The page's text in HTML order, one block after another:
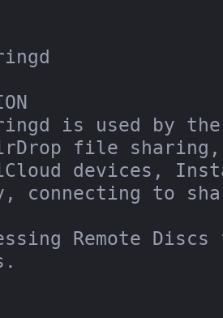
file sharing,
devices,
connecting to